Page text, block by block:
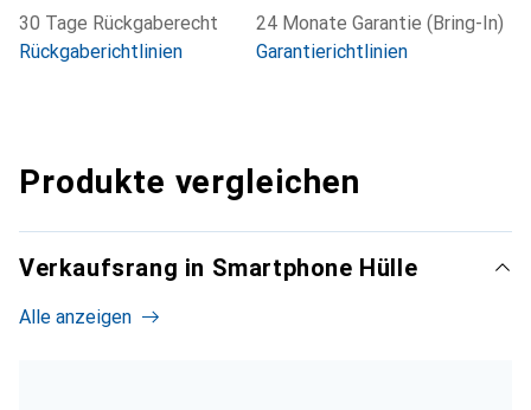
30 Tage Rückgaberecht
Rückgaberichtlinien
24 Monate Garantie (Bring-In)
Garantierichtlinien
Produkte vergleichen
Verkaufsrang in Smartphone Hülle
Alle anzeigen